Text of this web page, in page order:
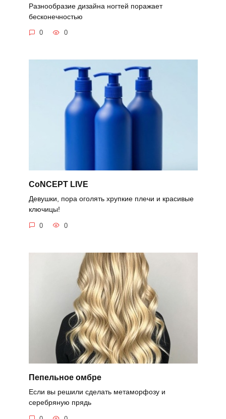
Разнообразие дизайна ногтей поражает
бесконечностью
0 0
CoNCEPT LIVE
Девушки, пора оголять хрупкие плечи и красивые
ключицы!
0 0
Пепельное омбре
Если вы решили сделать метаморфозу и
серебряную прядь